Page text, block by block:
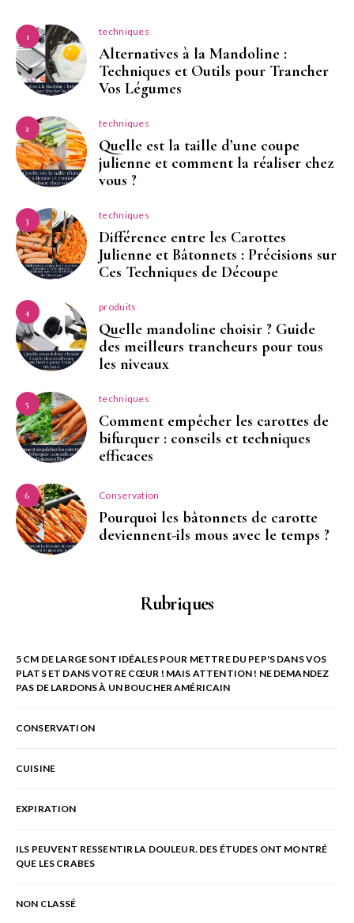
1 techniques
Alternatives à la Mandoline :
Techniques et Outils pour Trancher
Vos Légumes
2 techniques
Quelle est la taille d’une coupe
julienne et comment la réaliser chez
vous ?
3 techniques
Différence entre les Carottes
Julienne et Bâtonnets : Précisions sur
Ces Techniques de Découpe
4 produits
Quelle mandoline choisir ? Guide
des meilleurs trancheurs pour tous
les niveaux
5 techniques
Comment empêcher les carottes de
bifurquer : conseils et techniques
efficaces
6 Conservation
Pourquoi les bâtonnets de carotte
deviennent-ils mous avec le temps ?
Rubriques
5 CM DE LARGE SONT IDÉALES POUR METTRE DU PEP'S DANS VOS
PLATS ET DANS VOTRE CŒUR ! MAIS ATTENTION ! NE DEMANDEZ
PAS DE LARDONS À UN BOUCHER AMÉRICAIN
CONSERVATION
CUISINE
EXPIRATION
ILS PEUVENT RESSENTIR LA DOULEUR. DES ÉTUDES ONT MONTRÉ
QUE LES CRABES
NON CLASSÉ